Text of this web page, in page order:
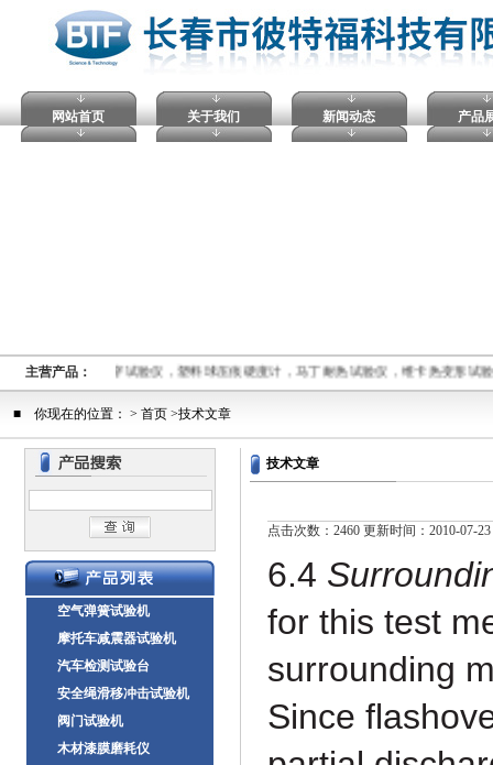
网站首页 关于我们 新闻动态 产品
主营产品：
融指数仪,电压击穿试验仪，塑料球压痕硬度计，马丁耐热试验仪，维卡热变形试
■ 你现在的位置： > 首页 >技术文章
空气弹簧试验机
摩托车减震器试验机
汽车检测试验台
安全绳滑移冲击试验机
阀门试验机
木材漆膜磨耗仪
技术文章
点击次数：2460 更新时间：2010-07-23
6.4
for this test
surrounding
Since